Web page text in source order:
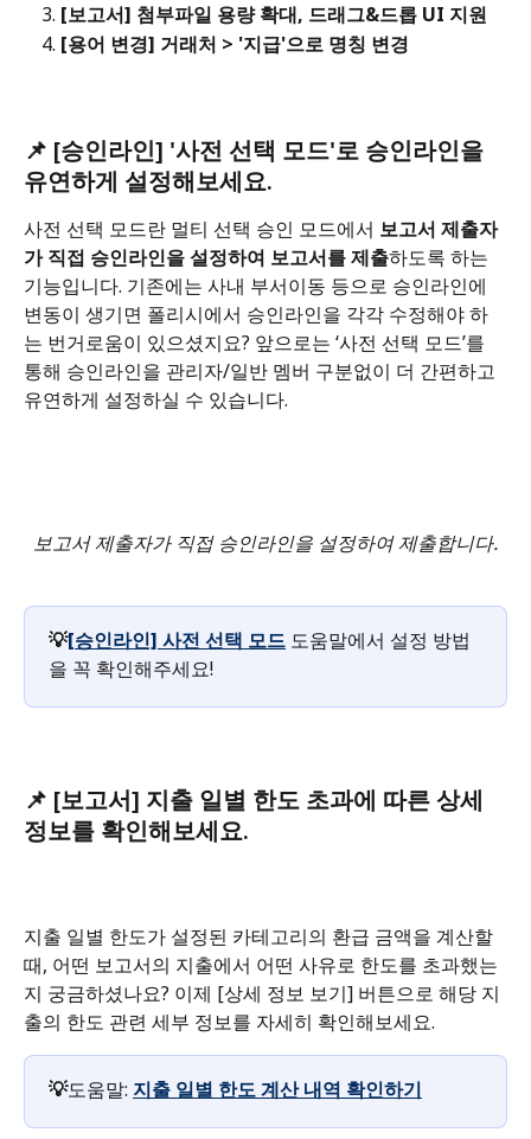
[보고서] 첨부파일 용량 확대, 드래그&드롭 UI 지원
[용어 변경] 거래처 > '지급'으로 명칭 변경
📌 [승인라인] '사전 선택 모드'로 승인라인을
유연하게 설정해보세요.
사전 선택 모드란 멀티 선택 승인 모드에서 보고서 제출자
가 직접 승인라인을 설정하여 보고서를 제출하도록 하는
기능입니다. 기존에는 사내 부서이동 등으로 승인라인에
변동이 생기면 폴리시에서 승인라인을 각각 수정해야 하
는 번거로움이 있으셨지요? 앞으로는 ‘사전 선택 모드’를
통해 승인라인을 관리자/일반 멤버 구분없이 더 간편하고
유연하게 설정하실 수 있습니다.
보고서 제출자가 직접 승인라인을 설정하여 제출합니다.
💡[승인라인] 사전 선택 모드 도움말에서 설정 방법
을 꼭 확인해주세요!
📌 [보고서] 지출 일별 한도 초과에 따른 상세
정보를 확인해보세요.
지출 일별 한도가 설정된 카테고리의 환급 금액을 계산할
때, 어떤 보고서의 지출에서 어떤 사유로 한도를 초과했는
지 궁금하셨나요? 이제 [상세 정보 보기] 버튼으로 해당 지
출의 한도 관련 세부 정보를 자세히 확인해보세요.
💡도움말: 지출 일별 한도 계산 내역 확인하기